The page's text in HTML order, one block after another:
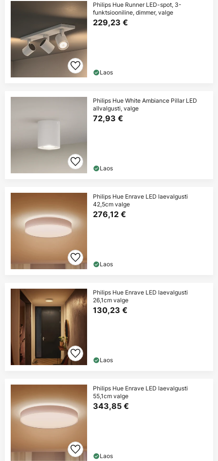
Philips Hue Runner LED-spot, 3-
funktsiooniline, dimmer, valge
229,23 €
Laos
Philips Hue White Ambiance Pillar LED
allvalgusti, valge
72,93 €
Laos
Philips Hue Enrave LED laevalgusti
42,5cm valge
276,12 €
Laos
Philips Hue Enrave LED laevalgusti
26,1cm valge
130,23 €
Laos
Philips Hue Enrave LED laevalgusti
55,1cm valge
343,85 €
Laos